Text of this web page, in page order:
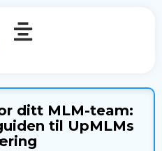
ditt MLM-team:
til UpMLMs